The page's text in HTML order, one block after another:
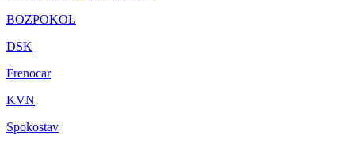
BOZPOKOL
DSK
Frenocar
KVN
Spokostav